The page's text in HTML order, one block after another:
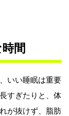
間
いい睡眠は重要
すぎたりと、体
が抜けず、脂肪